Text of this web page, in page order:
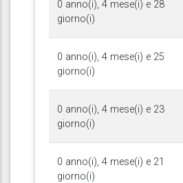
0 anno(i), 4 mese(i) e 28
giorno(i)
0 anno(i), 4 mese(i) e 25
giorno(i)
0 anno(i), 4 mese(i) e 23
giorno(i)
0 anno(i), 4 mese(i) e 21
giorno(i)